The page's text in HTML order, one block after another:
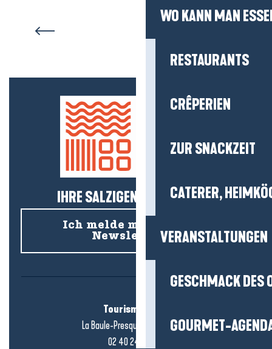
WO KANN MAN
RESTAURANTS
CRÊPERIEN
ZUR SNACKZEIT
CATERER,
VERANSTALTUNGEN
GESCHMACK DES
GOURMET-
GR®34
IHRE SALZIGEN NEUIGKEITEN!
Ich melde mich für den
Newsletter an
Tourismusbüro
La Baule-Presqu'île de Guérande
02 40 24 34 44